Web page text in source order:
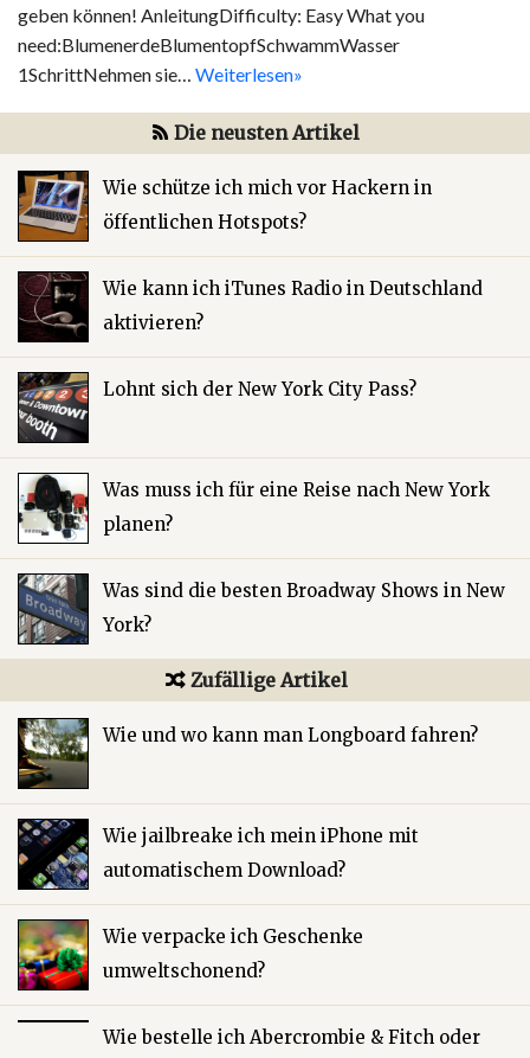
geben können! AnleitungDifficulty: Easy What you
need:BlumenerdeBlumentopfSchwammWasser
1SchrittNehmen sie… Weiterlesen»
Die neusten Artikel
Wie schütze ich mich vor Hackern in
öffentlichen Hotspots?
Wie kann ich iTunes Radio in Deutschland
aktivieren?
Lohnt sich der New York City Pass?
Was muss ich für eine Reise nach New York
planen?
Was sind die besten Broadway Shows in New
York?
Zufällige Artikel
Wie und wo kann man Longboard fahren?
Wie jailbreake ich mein iPhone mit
automatischem Download?
Wie verpacke ich Geschenke
umweltschonend?
Wie bestelle ich Abercrombie & Fitch oder